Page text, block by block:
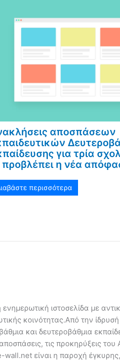
αποσπάσεων
για τρία
προβλέπει η νέα
περισσότερα
ιστοσελίδα με
κοινότητας.Από την
και δευτεροβάθμια
τις προκηρύξεις
wall.net είναι η παροχή